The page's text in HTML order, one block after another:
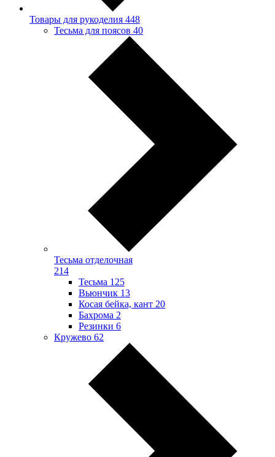
Товары для рукоделия 448
Тесьма для поясов 40
Тесьма отделочная
214
Тесьма 125
Вьюнчик 13
Косая бейка, кант 20
Бахрома 2
Резинки 6
Кружево 62